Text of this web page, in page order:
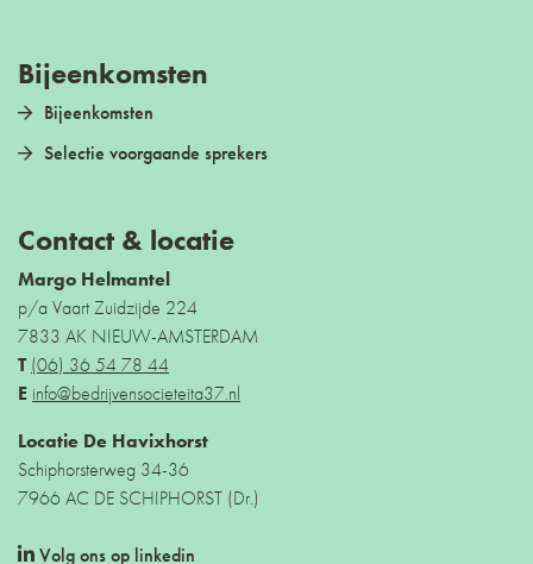
Bijeenkomsten
Bijeenkomsten
Selectie voorgaande sprekers
Contact & locatie
Margo Helmantel
p/a Vaart Zuidzijde 224
7833 AK NIEUW-AMSTERDAM
T (06) 36 54 78 44
E info@bedrijvensocieteita37.nl
Locatie De Havixhorst
Schiphorsterweg 34-36
7966 AC DE SCHIPHORST (Dr.)
Volg ons op linkedin